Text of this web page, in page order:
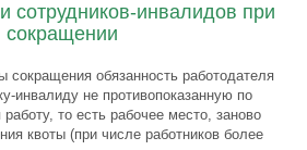
сотрудников-инвалидов при
сокращении
сокращения обязанность работодателя
инвалиду не противопоказанную по
то есть рабочее место, заново
квоты (при числе работников более